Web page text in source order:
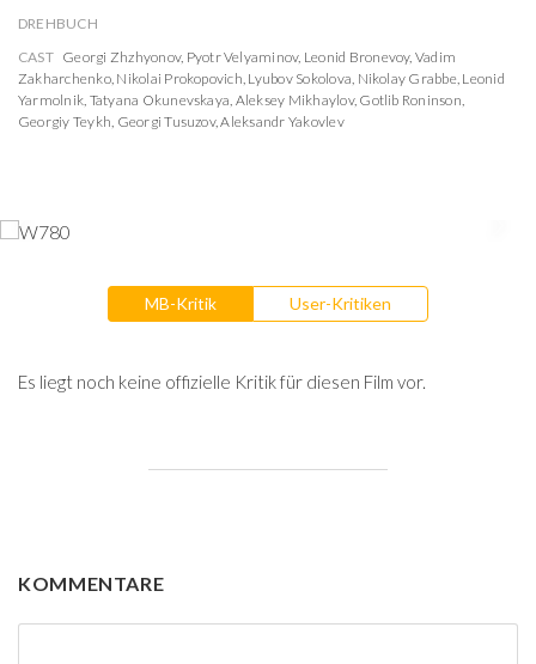
DREHBUCH
CAST Georgi Zhzhyonov, Pyotr Velyaminov, Leonid Bronevoy, Vadim
Zakharchenko, Nikolai Prokopovich, Lyubov Sokolova, Nikolay Grabbe, Leonid
Yarmolnik, Tatyana Okunevskaya, Aleksey Mikhaylov, Gotlib Roninson,
Georgiy Teykh, Georgi Tusuzov,Aleksandr Yakovlev
MB-Kritik User-Kritiken
Es liegt noch keine offizielle Kritik für diesen Film vor.
KOMMENTARE